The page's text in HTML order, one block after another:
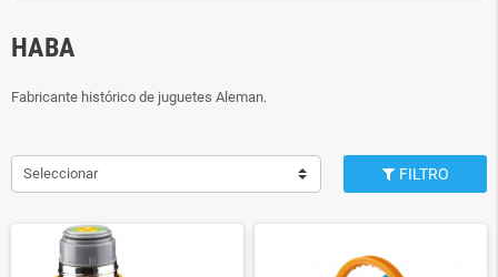
HABA
Fabricante histórico de juguetes Aleman.
Seleccionar FILTRO